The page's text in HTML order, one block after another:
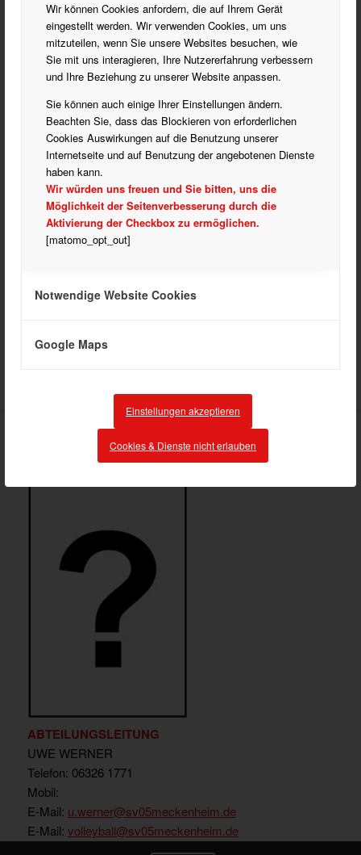
Wir können Cookies anfordern, die auf Ihrem Gerät
eingestellt werden. Wir verwenden Cookies, um uns
mitzuteilen, wenn Sie unsere Websites besuchen, wie
Sie mit uns interagieren, Ihre Nutzererfahrung verbessern
und Ihre Beziehung zu unserer Website anpassen.
Sie können auch einige Ihrer Einstellungen ändern.
Beachten Sie, dass das Blockieren von erforderlichen
Cookies Auswirkungen auf die Benutzung unserer
Internetseite und auf Benutzung der angebotenen Dienste
haben kann.
Wir würden uns freuen und Sie bitten, uns die
Möglichkeit der Seitenverbesserung durch die
Aktivierung der Checkbox zu ermöglichen.
[matomo_opt_out]
Notwendige Website Cookies
Google Maps
Einstellungen akzeptieren
Cookies & Dienste nicht erlauben
unserem Vereinsheim „Athen“ gemütlich ausklingen.
Neue Mitspieler mit Grundkenntnissen im
Volleyball, die Interesse an aktiver Bewegung
haben, sind uns jederzeit willkommen !
Trainingszeit:
Verbandsgemeindehalle Meckenheim, Rödersheimer
ABTEILUNGSLEITUNG
UWE WERNER
Telefon: 06326 1771
Mobil:
E-Mail: u.werner@sv05meckenheim.de
E-Mail: volleyball@sv05meckenheim.de